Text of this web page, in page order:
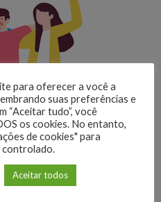
para oferecer a você a
suas preferências e
“Aceitar tudo”, você
os cookies. No entanto,
de cookies" para
controlado.
Aceitar todos